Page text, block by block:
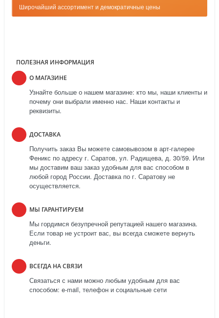
Широчайший ассортимент и демократичные цены
ПОЛЕЗНАЯ ИНФОРМАЦИЯ
О МАГАЗИНЕ
Узнайте больше о нашем магазине: кто мы, наши клиенты и
почему они выбрали именно нас. Наши контакты и
реквизиты.
ДОСТАВКА
Получить заказ Вы можете самовывозом в арт-галерее
Феникс по адресу г. Саратов, ул. Радищева, д. 30/59. Или
мы доставим ваш заказ удобным для вас способом в
любой город России. Доставка по г. Саратову не
осуществляется.
МЫ ГАРАНТИРУЕМ
Мы гордимся безупречной репутацией нашего магазина.
Если товар не устроит вас, вы всегда сможете вернуть
деньги.
ВСЕГДА НА СВЯЗИ
Связаться с нами можно любым удобным для вас
способом: e-mail, телефон и социальные сети